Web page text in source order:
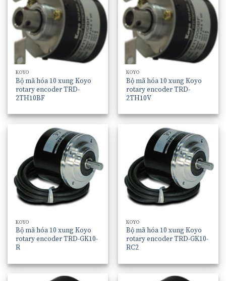
KOYO
Bộ mã hóa 10 xung Koyo
rotary encoder TRD-
2TH10BF
KOYO
Bộ mã hóa 10 xung Koyo
rotary encoder TRD-
2TH10V
KOYO
Bộ mã hóa 10 xung Koyo
rotary encoder TRD-GK10-
R
KOYO
Bộ mã hóa 10 xung Koyo
rotary encoder TRD-GK10-
RC2